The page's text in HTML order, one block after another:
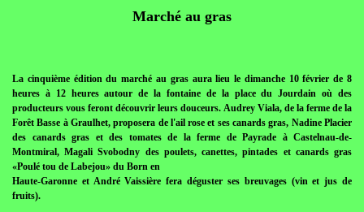
Marché au gras
La cinquième édition du marché au gras aura lieu le dimanche 10 février de 8
heures à 12 heures autour de la fontaine de la place du Jourdain où des
producteurs vous feront découvrir leurs douceurs. Audrey Viala, de la ferme de la
Forêt Basse à Graulhet, proposera de l'ail rose et ses canards gras, Nadine Placier
des canards gras et des tomates de la ferme de Payrade à Castelnau-de-
Montmiral, Magali Svobodny des poulets, canettes, pintades et canards gras
«Poulé tou de Labejou» du Born en
Haute-Garonne et André Vaissière fera déguster ses breuvages (vin et jus de
fruits).